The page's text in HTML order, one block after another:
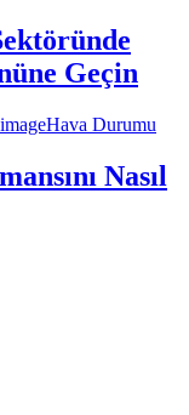
Geçin
Hava Durumu
Nasıl